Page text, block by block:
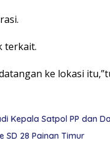
terkait.
ke lokasi
Kepala Satpol PP dan
SD 28 Painan Timur